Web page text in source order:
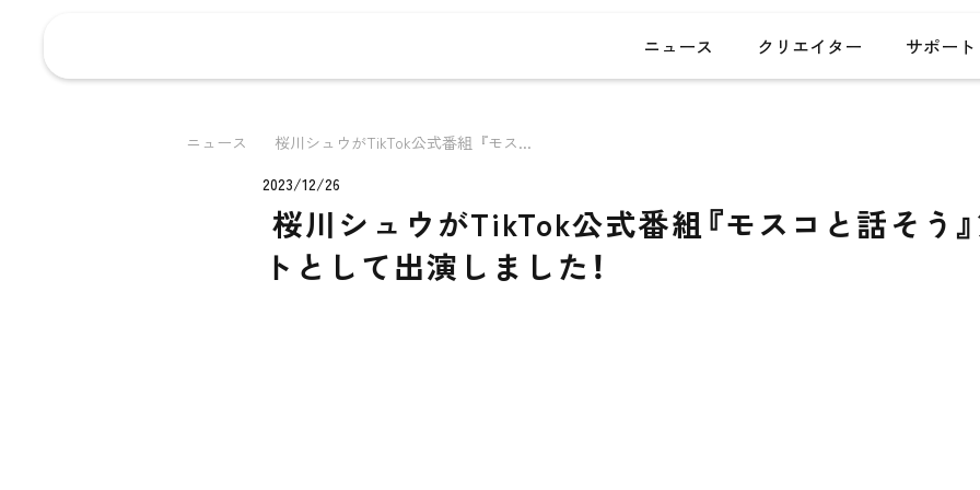
ニュース
桜川シュウがTikTok公式番組『モス...
2023/12/26
桜川シュウがTikTok公式番組『モスコと話そう
トとして出演しました！
ニュース
HP・LP制作事例 arrow_forward
クリエイター サポート